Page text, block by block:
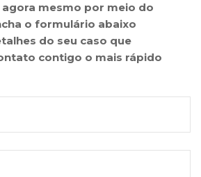
mesmo por meio do
o formulário abaixo
do seu caso que
contigo o mais rápido